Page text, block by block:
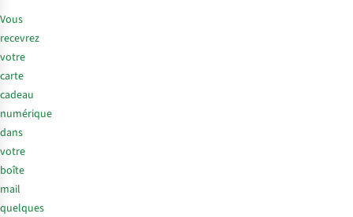
Vous
recevrez
votre
carte
cadeau
numérique
dans
votre
boîte
mail
quelques